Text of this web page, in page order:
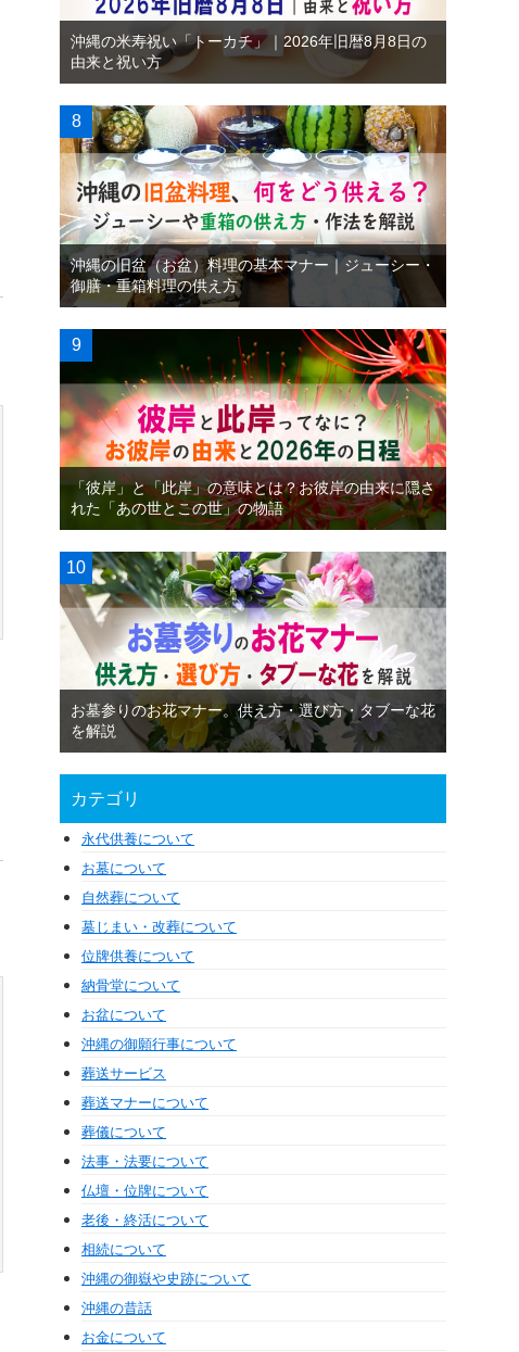
沖縄の米寿祝い「トーカチ」｜2026年旧暦8月8日の
由来と祝い方
沖縄の旧盆（お盆）料理の基本マナー｜ジューシー・
御膳・重箱料理の供え方
「彼岸」と「此岸」の意味とは？お彼岸の由来に隠さ
れた「あの世とこの世」の物語
お墓参りのお花マナー。供え方・選び方・タブーな花
を解説
カテゴリ
永代供養について
お墓について
自然葬について
墓じまい・改葬について
位牌供養について
納骨堂について
お盆について
沖縄の御願行事について
葬送サービス
葬送マナーについて
葬儀について
法事・法要について
仏壇・位牌について
老後・終活について
相続について
沖縄の御嶽や史跡について
沖縄の昔話
お金について